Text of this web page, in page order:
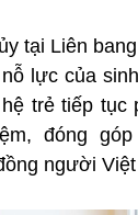
tại Liên
lực của
trẻ tiếp tục
đóng
người